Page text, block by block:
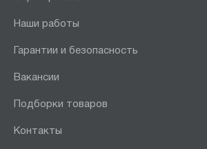
Наши работы
Гарантии и безопасность
Вакансии
Подборки товаров
Контакты